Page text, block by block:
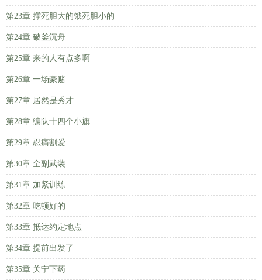
第23章 撑死胆大的饿死胆小的
第24章 破釜沉舟
第25章 来的人有点多啊
第26章 一场豪赌
第27章 居然是秀才
第28章 编队十四个小旗
第29章 忍痛割爱
第30章 全副武装
第31章 加紧训练
第32章 吃顿好的
第33章 抵达约定地点
第34章 提前出发了
第35章 关宁下药